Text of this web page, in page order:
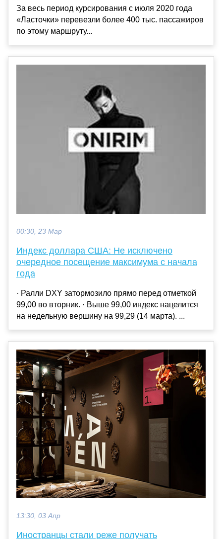
За весь период курсирования с июля 2020 года
«Ласточки» перевезли более 400 тыс. пассажиров
по этому маршруту...
00:30, 23 Мар
Индекс доллара США: Не исключено
очередное посещение максимума с начала
года
· Ралли DXY затормозило прямо перед отметкой
99,00 во вторник. · Выше 99,00 индекс нацелится
на недельную вершину на 99,29 (14 марта). ...
13:30, 03 Апр
Иностранцы стали реже получать